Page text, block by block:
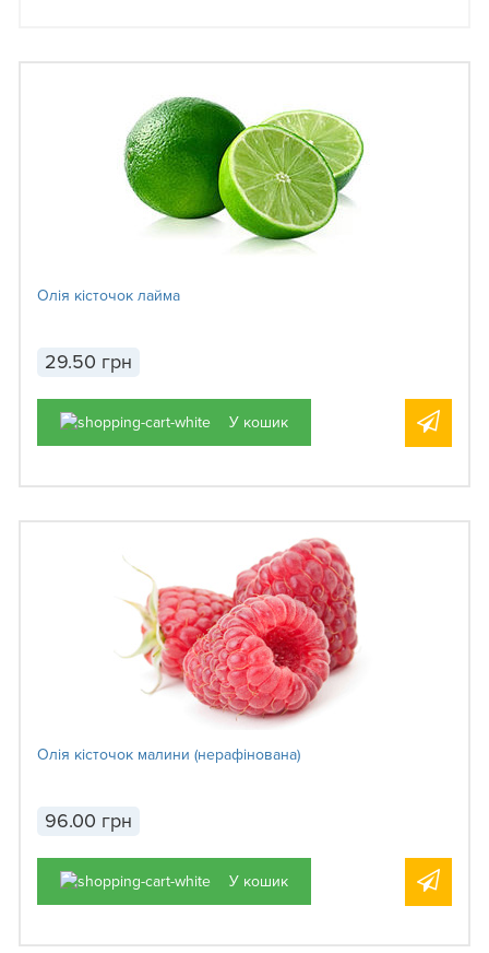
Олія кісточок лайма
29.50 грн
У кошик
Олія кісточок малини (нерафінована)
96.00 грн
У кошик